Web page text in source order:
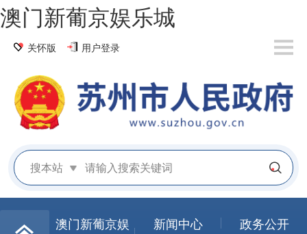
澳门新葡京娱乐城
关怀版 用户登录
搜本站
澳门新葡京娱
新闻中心
政务公开